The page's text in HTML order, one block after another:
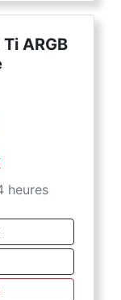
ARGB
heures